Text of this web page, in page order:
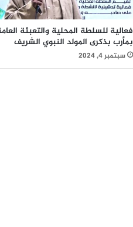
فعالية للسلطة المحلية والتعبئة
بمأرب بذكرى المولد النبوي الشريف
سبتمبر 4, 2024